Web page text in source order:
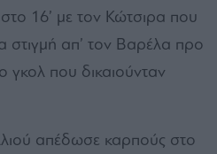
16’ με τον Κώτσιρα που
στιγμή απ’ τον Βαρέλα προ
γκολ που δικαιούνταν
απέδωσε καρπούς στο